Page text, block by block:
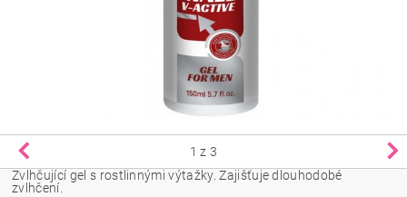
1 z 3
Zvlhčující gel s rostlinnými výtažky. Zajišťuje dlouhodobé
zvlhčení.